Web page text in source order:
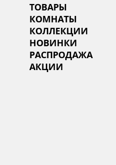
ТОВАРЫ
КОМНАТЫ
КОЛЛЕКЦИИ
НОВИНКИ
РАСПРОДАЖА
АКЦИИ